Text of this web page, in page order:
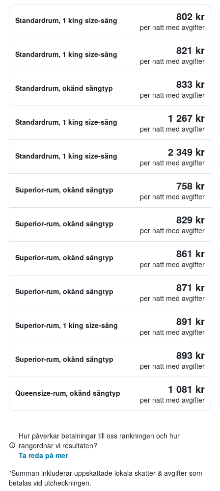
Standardrum, 1 king size-säng 802 kr
per natt med avgifter
Standardrum, 1 king size-säng 821 kr
per natt med avgifter
Standardrum, okänd sängtyp 833 kr
per natt med avgifter
Standardrum, 1 king size-säng 1 267 kr
per natt med avgifter
Standardrum, 1 king size-säng 2 349 kr
per natt med avgifter
Superior-rum, okänd sängtyp 758 kr
per natt med avgifter
Superior-rum, okänd sängtyp 829 kr
per natt med avgifter
Superior-rum, okänd sängtyp 861 kr
per natt med avgifter
Superior-rum, okänd sängtyp 871 kr
per natt med avgifter
Superior-rum, 1 king size-säng 891 kr
per natt med avgifter
Superior-rum, okänd sängtyp 893 kr
per natt med avgifter
Queensize-rum, okänd sängtyp 1 081 kr
per natt med avgifter
Hur påverkar betalningar till oss rankningen och hur
rangordnar vi resultaten?
Ta reda på mer
*Summan inkluderar uppskattade lokala skatter & avgifter som
betalas vid utcheckningen.